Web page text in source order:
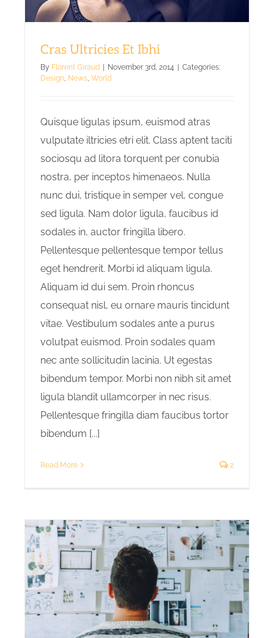
Cras Ultricies Et Ibhi
By Florent Giraud November 3rd, 2014
Categories:
Design, News, World
Quisque ligulas ipsum, euismod atras
vulputate iltricies etri elit. Class aptent taciti
sociosqu ad litora torquent per conubia
nostra, per inceptos himenaeos. Nulla
nunc dui, tristique in semper vel, congue
sed ligula. Nam dolor ligula, faucibus id
sodales in, auctor fringilla libero.
Pellentesque pellentesque tempor tellus
eget hendrerit. Morbi id aliquam ligula.
Aliquam id dui sem. Proin rhoncus
consequat nisl, eu ornare mauris tincidunt
vitae. Vestibulum sodales ante a purus
volutpat euismod. Proin sodales quam
nec ante sollicitudin lacinia. Ut egestas
bibendum tempor. Morbi non nibh sit amet
ligula blandit ullamcorper in nec risus.
Pellentesque fringilla diam faucibus tortor
bibendum [...]
Read More 2